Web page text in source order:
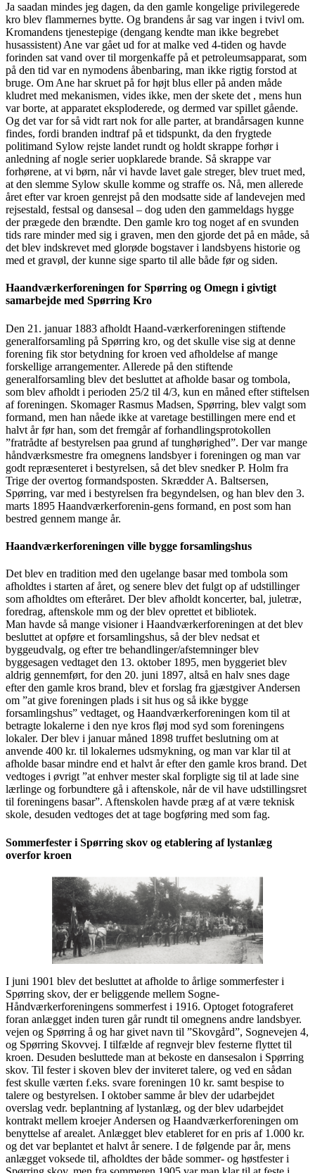
Ja saadan mindes jeg dagen, da den gamle kongelige privilegerede
kro blev flammernes bytte. Og brandens år sag var ingen i tvivl om.
Kromandens tjenestepige (dengang kendte man ikke begrebet
husassistent) Ane var gået ud for at malke ved 4-tiden og havde
forinden sat vand over til morgenkaffe på et petroleumsapparat, som
på den tid var en nymodens åbenbaring, man ikke rigtig forstod at
bruge. Om Ane har skruet på for højt blus eller på anden måde
kludret med mekanismen, vides ikke, men der skete det , mens hun
var borte, at apparatet eksploderede, og dermed var spillet gående.
Og det var for så vidt rart nok for alle parter, at brandårsagen kunne
findes, fordi branden indtraf på et tidspunkt, da den frygtede
politimand Sylow rejste landet rundt og holdt skrappe forhør i
anledning af nogle serier uopklarede brande. Så skrappe var
forhørene, at vi børn, når vi havde lavet gale streger, blev truet med,
at den slemme Sylow skulle komme og straffe os. Nå, men allerede
året efter var kroen genrejst på den modsatte side af landevejen med
rejsestald, festsal og dansesal – dog uden den gammeldags hygge
der prægede den brændte. Den gamle kro tog noget af en svunden
tids rare minder med sig i graven, men den gjorde det på en måde, så
det blev indskrevet med glorøde bogstaver i landsbyens historie og
med et gravøl, der kunne sige sparto til alle både før og siden.
Haandværkerforeningen for Spørring og Omegn i givtigt
samarbejde med Spørring Kro
Den 21. januar 1883 afholdt Haand-værkerforeningen stiftende
generalforsamling på Spørring kro, og det skulle vise sig at denne
forening fik stor betydning for kroen ved afholdelse af mange
forskellige arrangementer. Allerede på den stiftende
generalforsamling blev det besluttet at afholde basar og tombola,
som blev afholdt i perioden 25/2 til 4/3, kun en måned efter stiftelsen
af foreningen. Skomager Rasmus Madsen, Spørring, blev valgt som
formand, men han nåede ikke at varetage bestillingen mere end et
halvt år før han, som det fremgår af forhandlingsprotokollen
”fratrådte af bestyrelsen paa grund af tunghørighed”. Der var mange
håndværksmestre fra omegnens landsbyer i foreningen og man var
godt repræsenteret i bestyrelsen, så det blev snedker P. Holm fra
Trige der overtog formandsposten. Skrædder A. Baltsersen,
Spørring, var med i bestyrelsen fra begyndelsen, og han blev den 3.
marts 1895 Haandværkerforenin-gens formand, en post som han
bestred gennem mange år.
Haandværkerforeningen ville bygge forsamlingshus
Det blev en tradition med den ugelange basar med tombola som
afholdtes i starten af året, og senere blev det fulgt op af udstillinger
som afholdtes om efteråret. Der blev afholdt koncerter, bal, juletræ,
foredrag, aftenskole mm og der blev oprettet et bibliotek.
Man havde så mange visioner i Haandværkerforeningen at det blev
besluttet at opføre et forsamlingshus, så der blev nedsat et
byggeudvalg, og efter tre behandlinger/afstemninger blev
byggesagen vedtaget den 13. oktober 1895, men byggeriet blev
aldrig gennemført, for den 20. juni 1897, altså en halv snes dage
efter den gamle kros brand, blev et forslag fra gjæstgiver Andersen
om ”at give foreningen plads i sit hus og så ikke bygge
forsamlingshus” vedtaget, og Haandværkerforeningen kom til at
betragte lokalerne i den nye kros fløj mod syd som foreningens
lokaler. Der blev i januar måned 1898 truffet beslutning om at
anvende 400 kr. til lokalernes udsmykning, og man var klar til at
afholde basar mindre end et halvt år efter den gamle kros brand. Det
vedtoges i øvrigt ”at enhver mester skal forpligte sig til at lade sine
lærlinge og forbundtere gå i aftenskole, når de vil have udstillingsret
til foreningens basar”. Aftenskolen havde præg af at være teknisk
skole, desuden vedtoges det at tage bogføring med som fag.
Sommerfester i Spørring skov og etablering af lystanlæg
overfor kroen
I juni 1901 blev det besluttet at afholde to årlige sommerfester i
Spørring skov, der er beliggende mellem Sogne-
Håndværkerforeningens sommerfest i 1916. Optoget fotograferet
foran anlægget inden turen går rundt til omegnens andre landsbyer.
vejen og Spørring å og har givet navn til ”Skovgård”, Sognevejen 4,
og Spørring Skovvej. I tilfælde af regnvejr blev festerne flyttet til
kroen. Desuden besluttede man at bekoste en dansesalon i Spørring
skov. Til fester i skoven blev der inviteret talere, og ved en sådan
fest skulle værten f.eks. svare foreningen 10 kr. samt bespise to
talere og bestyrelsen. I oktober samme år blev der udarbejdet
overslag vedr. beplantning af lystanlæg, og der blev udarbejdet
kontrakt mellem kroejer Andersen og Haandværkerforeningen om
benyttelse af arealet. Anlægget blev etableret for en pris af 1.000 kr.
og det var beplantet et halvt år senere. I de følgende par år, mens
anlægget voksede til, afholdtes der både sommer- og høstfester i